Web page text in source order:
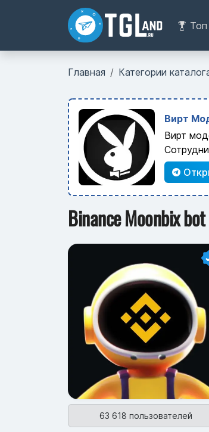
Топ
Главная Категории
Вирт
Вирт
Binance Moonbix
63 618 пользователей